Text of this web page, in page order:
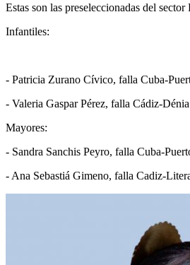
Estas son las preseleccionadas del sector
Infantiles:
- Patricia Zurano Cívico, falla Cuba-
- Valeria Gaspar Pérez, falla Cádiz-
Mayores:
- Sandra Sanchis Peyro, falla Cuba-
- Ana Sebastiá Gimeno, falla Cadiz-